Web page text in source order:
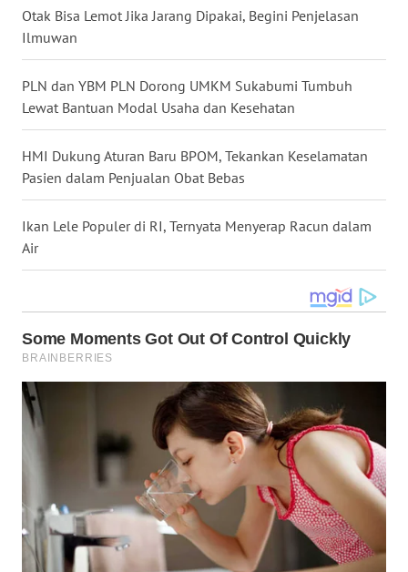
Otak Bisa Lemot Jika Jarang Dipakai, Begini Penjelasan
Ilmuwan
PLN dan YBM PLN Dorong UMKM Sukabumi Tumbuh
Lewat Bantuan Modal Usaha dan Kesehatan
HMI Dukung Aturan Baru BPOM, Tekankan Keselamatan
Pasien dalam Penjualan Obat Bebas
Ikan Lele Populer di RI, Ternyata Menyerap Racun dalam
Air
WN
NUSANTARA
WN
JOGJA
WN
JATIM
WN
BALI
KALBAR
WN
KALTENG
KALSEL
WN